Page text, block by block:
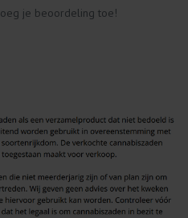
je beoordeling toe!